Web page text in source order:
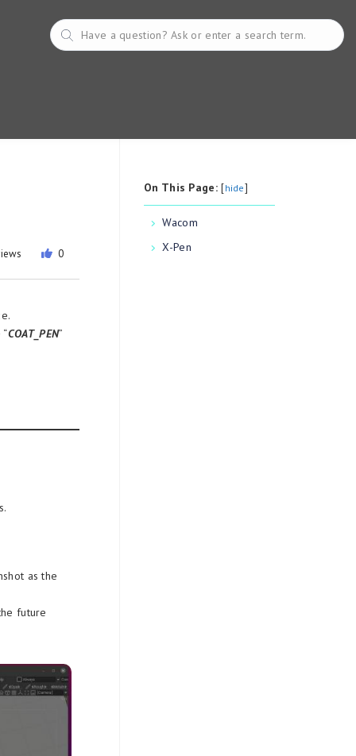
0
COAT_PEN”
as the
future
On This Page:[hide]
Wacom
X-Pen